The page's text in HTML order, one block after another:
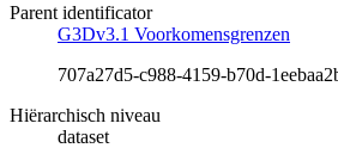
Parent identificator
G3Dv3.1 Voorkomensgrenzen
707a27d5-c988-4159-b70d-
Hiërarchisch niveau
dataset